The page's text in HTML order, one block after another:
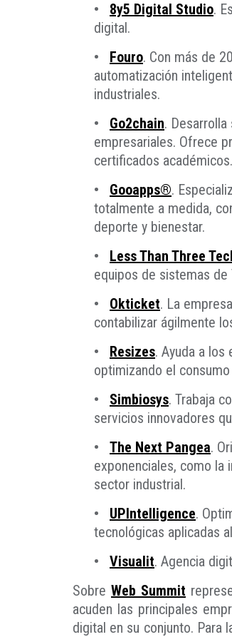
• 8y5 Digital Studio.
digital.
• Fouro. Con más de
automatización
industriales.
• Go2chain.
empresariales. Ofrece
certificados académicos.
• Gooapps®.
totalmente a medida,
deporte y bienestar.
• Less Than Three
equipos de sistemas de
• Okticket. La
contabilizar ágilmente
• Resizes. Ayuda a
optimizando el
• Simbiosys. Trabaja
servicios innovadores
• The Next Pangea.
exponenciales, como la
sector industrial.
• UPIntelligence.
tecnológicas aplicadas
• Visualit. Agencia
Sobre Web Summit
acuden las principales
digital en su conjunto. Para